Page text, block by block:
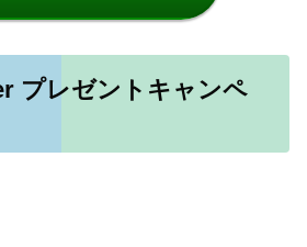
プレゼントキャンペ